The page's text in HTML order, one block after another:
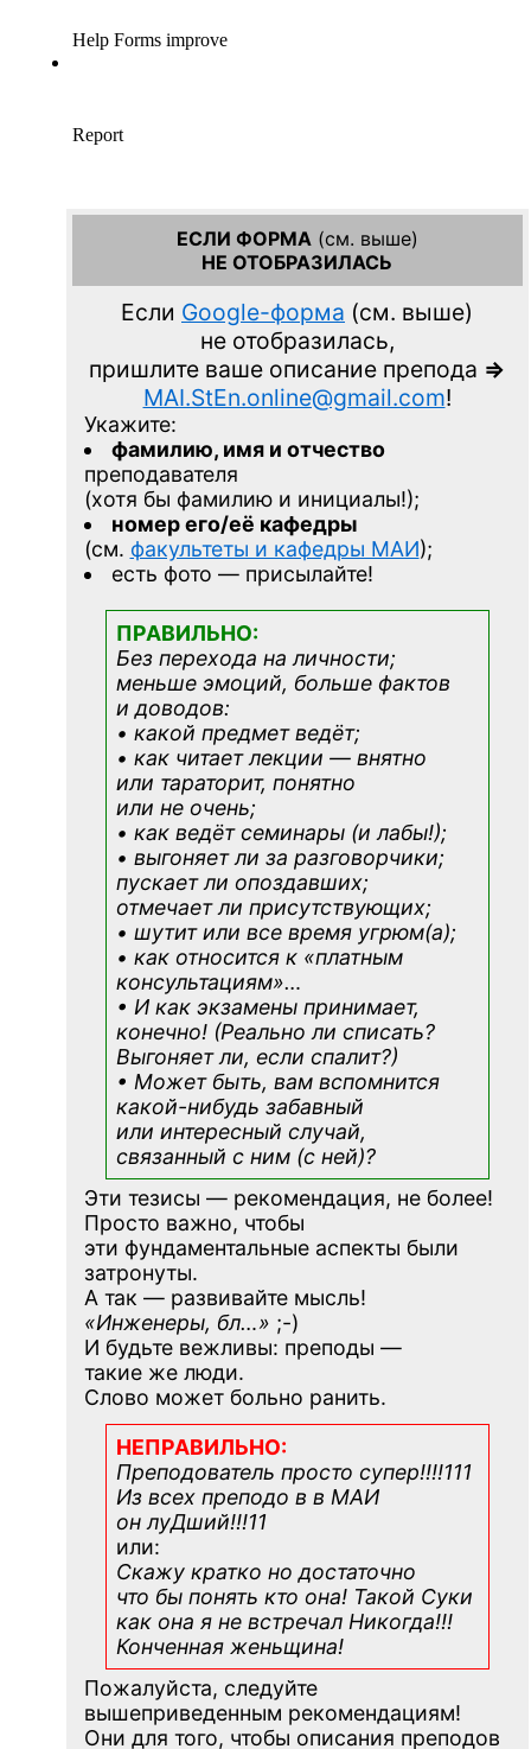
ЕСЛИ ФОРМА (см. выше)
НЕ ОТОБРАЗИЛАСЬ
Если Google-форма (см. выше)
не отобразилась,
пришлите ваше описание препода =>
MAI.StEn.online@gmail.com!
Укажите:
фамилию, имя и отчество
преподавателя
(хотя бы фамилию и инициалы!);
номер его/её кафедры
(см. факультеты и кафедры МАИ);
есть фото — присылайте!
ПРАВИЛЬНО:
Без перехода на личности;
меньше эмоций, больше фактов
и доводов:
• какой предмет ведёт;
• как читает лекции — внятно
или тараторит, понятно
или не очень;
• как ведёт семинары (и лабы!);
• выгоняет ли за разговорчики;
пускает ли опоздавших;
отмечает ли присутствующих;
• шутит или все время угрюм(а);
• как относится к «платным
консультациям»…
• И как экзамены принимает,
конечно! (Реально ли списать?
Выгоняет ли, если спалит?)
• Может быть, вам вспомнится
какой-нибудь забавный
или интересный случай,
связанный с ним (с ней)?
Эти тезисы — рекомендация, не более!
Просто важно, чтобы
эти фундаментальные аспекты были
затронуты.
А так — развивайте мысль!
«Инженеры, бл…» ;-)
И будьте вежливы: преподы —
такие же люди.
Слово может больно ранить.
НЕПРАВИЛЬНО:
Преподователь просто супер!!!!111
Из всех преподо в в МАИ
он луДший!!!11
или:
Скажу кратко но достаточно
что бы понять кто она! Такой Суки
как она я не встречал Никогда!!!
Конченная женьщина!
Пожалуйста, следуйте
вышеприведенным рекомендациям!
Они для того, чтобы описания преподов